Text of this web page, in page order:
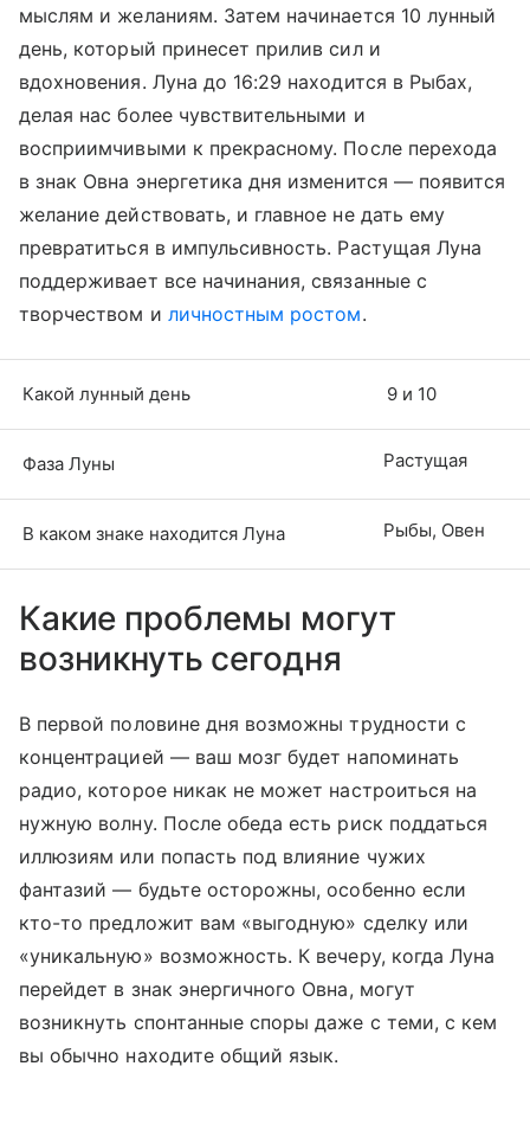
мыслям и желаниям. Затем начинается 10 лунный
день, который принесет прилив сил и
вдохновения. Луна до 16:29 находится в Рыбах,
делая нас более чувствительными и
восприимчивыми к прекрасному. После перехода
в знак Овна энергетика дня изменится — появится
желание действовать, и главное не дать ему
превратиться в импульсивность. Растущая Луна
поддерживает все начинания, связанные с
творчеством и личностным ростом.
Какой лунный день 9 и 10
Фаза Луны Растущая
В каком знаке находится Луна Рыбы, Овен
Какие проблемы могут
возникнуть сегодня
В первой половине дня возможны трудности с
концентрацией — ваш мозг будет напоминать
радио, которое никак не может настроиться на
нужную волну. После обеда есть риск поддаться
иллюзиям или попасть под влияние чужих
фантазий — будьте осторожны, особенно если
кто-то предложит вам «выгодную» сделку или
«уникальную» возможность. К вечеру, когда Луна
перейдет в знак энергичного Овна, могут
возникнуть спонтанные споры даже с теми, с кем
вы обычно находите общий язык.